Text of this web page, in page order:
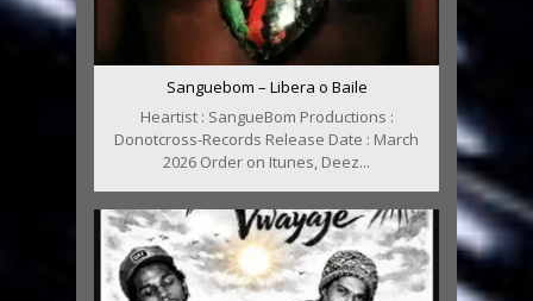
Sanguebom – Libera o Baile
Heartist : SangueBom Productions :
Donotcross-Records Release Date : March
2026 Order on Itunes, Deez...